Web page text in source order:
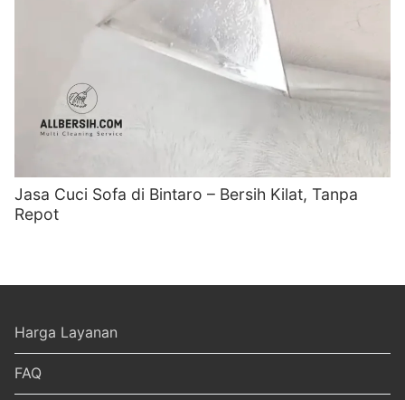
Jasa Cuci Sofa di Bintaro – Bersih Kilat, Tanpa
Repot
Harga Layanan
FAQ